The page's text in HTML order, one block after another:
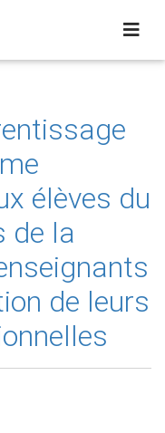
élèves du
de la
de leurs